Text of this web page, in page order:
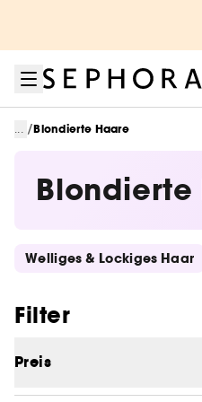
... /Blondierte Haare
Blondierte
Schnelllinks
Welliges & Lockiges Haar
Filter
Preis